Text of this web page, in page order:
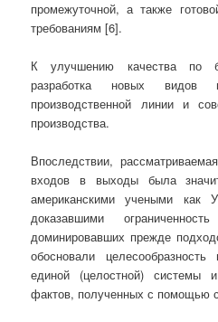
промежуточной, а также
требованиям [6].
К улучшению качества по
разработка новых видов
производственной линии и
производства.
Впоследствии,
входов в выходы была
американскими учеными как
доказавшими
доминировавших прежде
обосновали
единой (целостной)
фактов, полученных с помощью